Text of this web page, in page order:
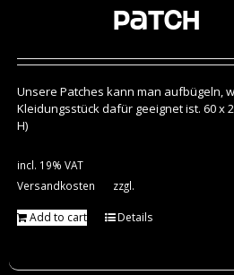
Patch
Unsere Patches kann man aufbügeln,
Kleidungsstück dafür geeignet ist. 60 x
H)
incl. 19% VAT
zzgl.
Versandkosten
Add to cart Details